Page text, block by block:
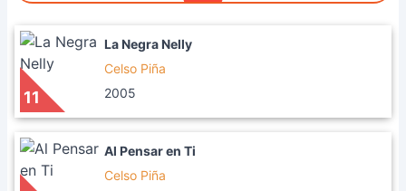
11
La Negra Nelly
Celso Piña
2005
Al Pensar en Ti
Celso Piña